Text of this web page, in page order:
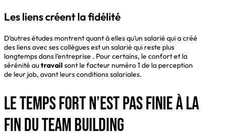
Les liens créent la fidélité
D’autres études montrent quant à elles qu’un salarié qui a créé
des liens avec ses collègues est un salarié qui reste plus
longtemps dans l’entreprise . Pour certains, le confort et la
sérénité autravail sont le facteur numéro 1 de la perception
de leur job, avant leurs conditions salariales.
Le temps fort n’est pas finie à la
fin du team building